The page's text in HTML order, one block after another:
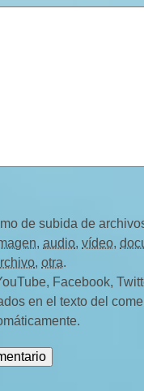
de subida de
,audio,vídeo,
,otra.
Facebook,
en el texto del